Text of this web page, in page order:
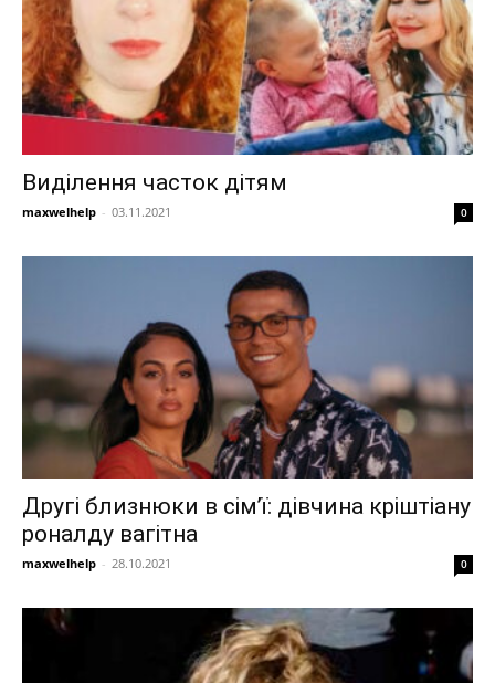
Виділення часток дітям
maxwelhelp - 03.11.2021 0
Другі близнюки в сім’ї: дівчина кріштіану
роналду вагітна
maxwelhelp - 28.10.2021 0